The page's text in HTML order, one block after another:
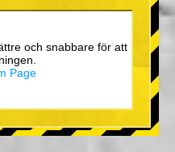
och snabbare för att
Page